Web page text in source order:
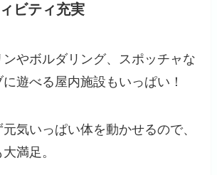
ビティ充実
やボルダリング、スポッチャな
遊べる屋内施設もいっぱい！
気いっぱい体を動かせるので、
満足。